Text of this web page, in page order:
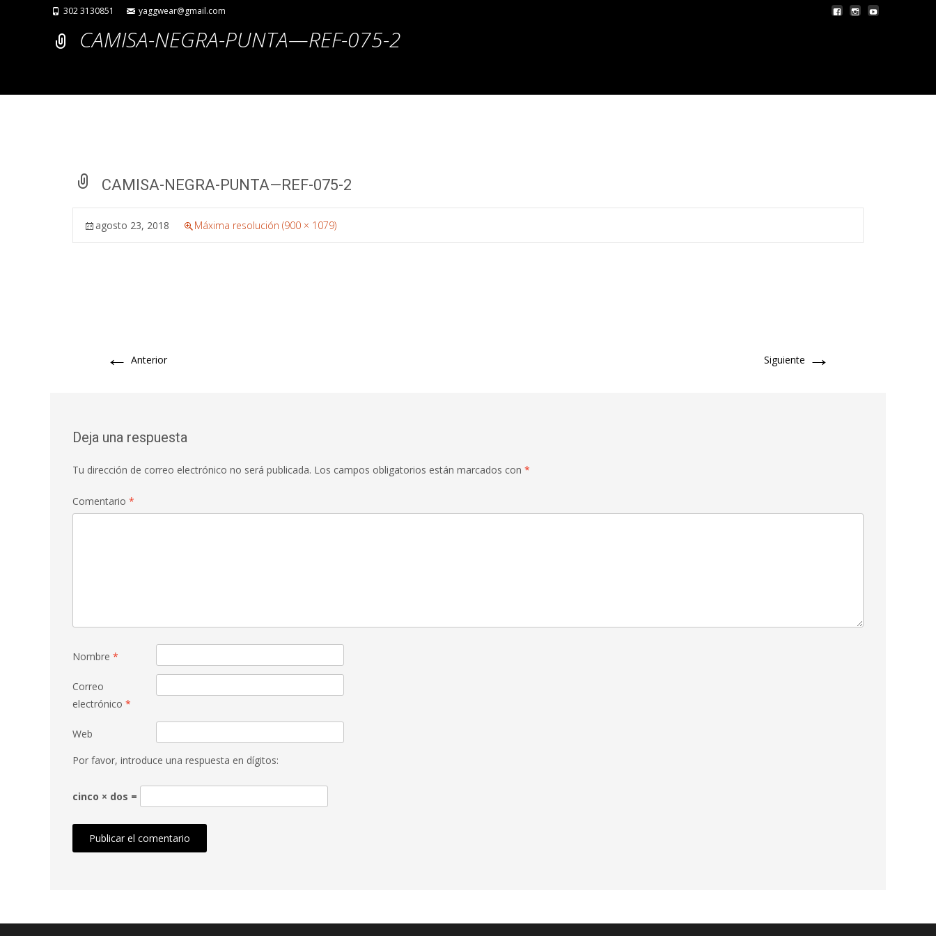
302 3130851 yaggwear@gmail.com
CAMISA-NEGRA-PUNTA—REF-075-2
CAMISA-NEGRA-PUNTA—REF-075-2
agosto 23, 2018 Máxima resolución (900 × 1079)
← Anterior Siguiente →
Deja una respuesta
Tu dirección de correo electrónico no será publicada. Los campos obligatorios están marcados con *
Comentario *
Nombre *
Correo
electrónico *
Web
Por favor, introduce una respuesta en dígitos:
cinco × dos =